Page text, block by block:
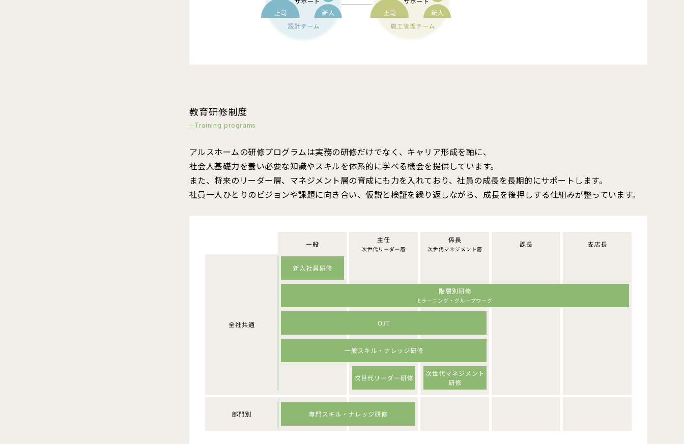
教育研修制度
Training programs
アルスホームの研修プログラムは実務の研修だけでなく、キャリア形成を軸に、
社会人基礎力を養い必要な知識やスキルを体系的に学べる機会を提供しています。
また、将来のリーダー層、マネジメント層の育成にも力を入れており、社員の成長を長期的にサポートします。
社員一人ひとりのビジョンや課題に向き合い、仮説と検証を繰り返しながら、成長を後押しする仕組みが整っています。